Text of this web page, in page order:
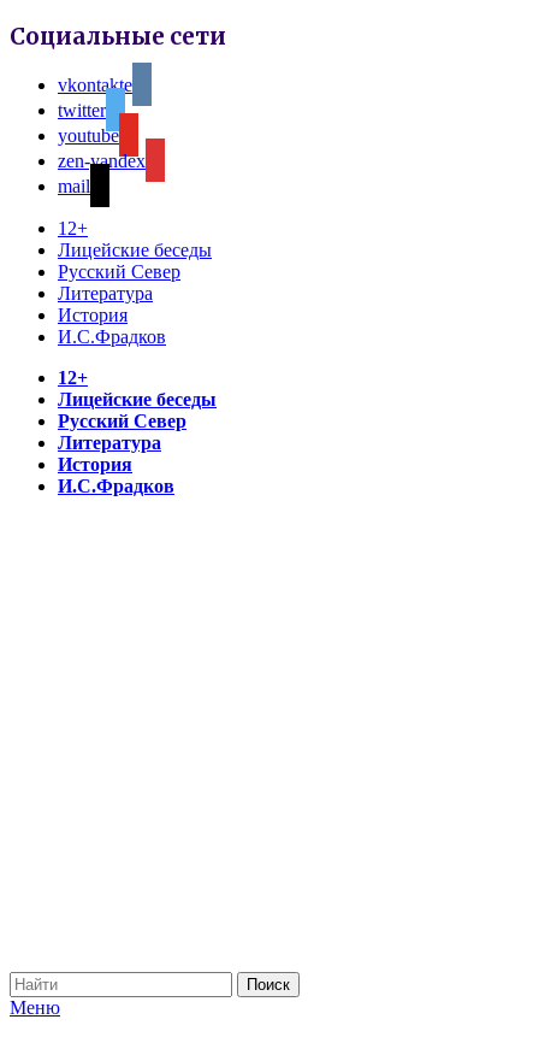
Социальные сети
vkontakte
twitter
youtube
zen-yandex
mail
12+
Лицейские беседы
Русский Север
Литература
История
И.С.Фрадков
12+
Лицейские беседы
Русский Север
Литература
История
И.С.Фрадков
Меню